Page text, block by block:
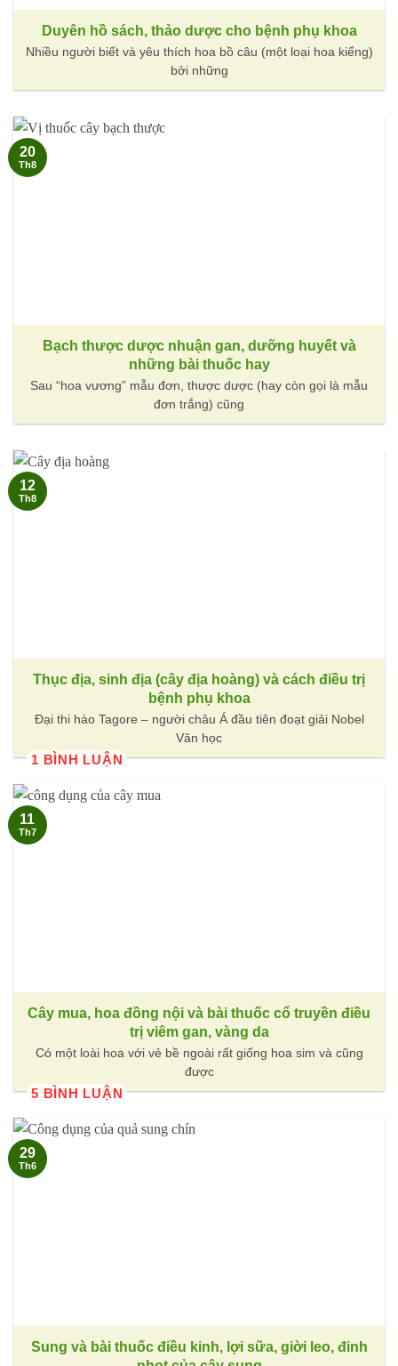
Duyên hồ sách, thảo dược cho bệnh phụ khoa
Nhiều người biết và yêu thích hoa bồ câu (một loại hoa kiểng)
bởi những
Bạch thược dược nhuận gan, dưỡng huyết và
những bài thuốc hay
Sau “hoa vương” mẫu đơn, thược dược (hay còn gọi là mẫu
đơn trắng) cũng
20
Th8
Thục địa, sinh địa (cây địa hoàng) và cách điều trị
bệnh phụ khoa
Đại thi hào Tagore – người châu Á đầu tiên đoạt giải Nobel
Văn học
1 BÌNH LUẬN
12
Th8
Cây mua, hoa đồng nội và bài thuốc cổ truyền điều
trị viêm gan, vàng da
Có một loài hoa với vẻ bề ngoài rất giống hoa sim và cũng
được
5 BÌNH LUẬN
11
Th7
Sung và bài thuốc điều kinh, lợi sữa, giời leo, đinh
29
Th6